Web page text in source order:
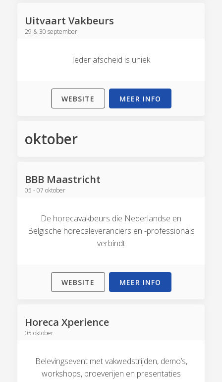
Uitvaart Vakbeurs
29 & 30 september
Ieder afscheid is uniek
WEBSITE MEER INFO
oktober
BBB Maastricht
05 - 07 oktober
De horecavakbeurs die Nederlandse en
Belgische horecaleveranciers en -professionals
verbindt
WEBSITE MEER INFO
Horeca Xperience
05 oktober
Belevingsevent met vakwedstrijden, demo’s,
workshops, proeverijen en presentaties